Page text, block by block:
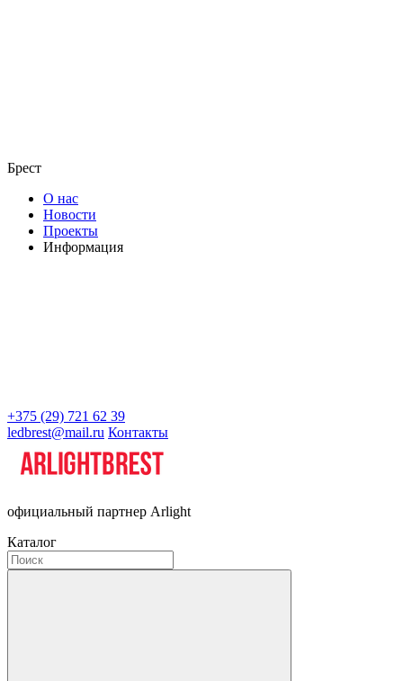
Брест
О нас
Новости
Проекты
Информация
+375 (29) 721 62 39
ledbrest@mail.ru Контакты
официальный партнер Arlight
Каталог